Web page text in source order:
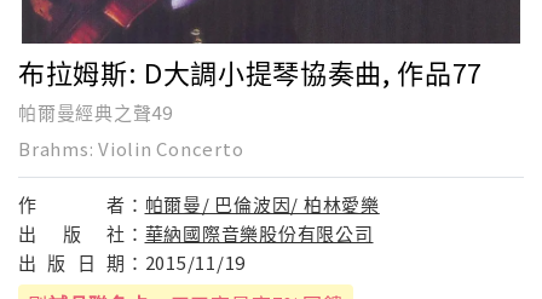
布拉姆斯: D大調小提琴協奏曲, 作品77
帕爾曼經典之聲49
Brahms: Violin Concerto
作 者： 帕爾曼/ 巴倫波因/ 柏林愛樂
出
版 社： 華納國際音樂股份有限公司
出 版 日 期： 2015/11/19